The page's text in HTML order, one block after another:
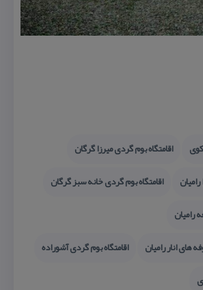
اقامتگاه بوم گردی میرزا گرگان
اقامتگاه بوم گردی خانه سبز گرگان
رامیان
های انار رامیان
اقامتگاه بوم گردی آشوراده